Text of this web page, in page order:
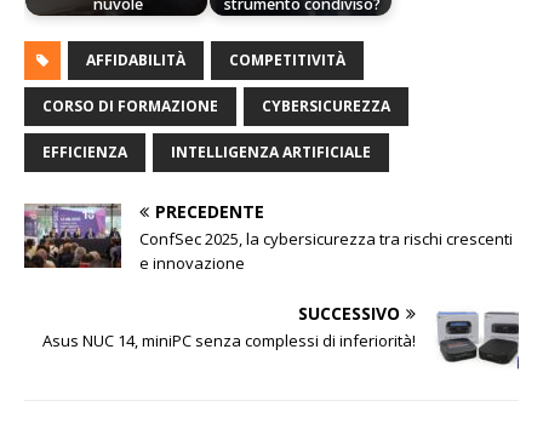
nuvole strumento condiviso?
AFFIDABILITÀ COMPETITIVITÀ
CORSO DI FORMAZIONE CYBERSICUREZZA
EFFICIENZA INTELLIGENZA ARTIFICIALE
PRECEDENTE
ConfSec 2025, la cybersicurezza tra rischi crescenti
e innovazione
SUCCESSIVO
Asus NUC 14, miniPC senza complessi di inferiorità!